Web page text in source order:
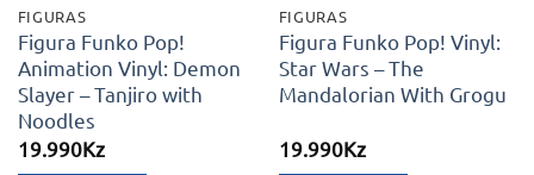
FIGURAS
Figura Funko Pop!
Animation Vinyl: Demon
Slayer – Tanjiro with
Noodles
19.990Kz
FIGURAS
Figura Funko Pop! Vinyl:
Star Wars – The
Mandalorian With Grogu
19.990Kz